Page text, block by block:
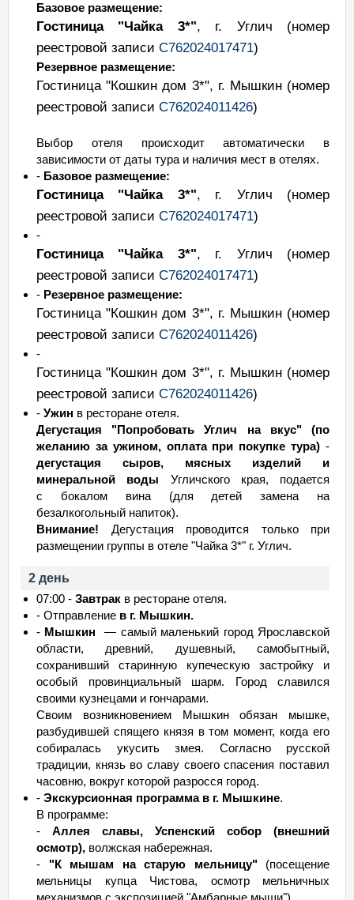
Базовое размещение:
Гостиница "Чайка 3*", г. Углич (номер
реестровой записи С762024017471)
Резервное размещение:
Гостиница "Кошкин дом 3*", г. Мышкин (номер
реестровой записи С762024011426)
Выбор отеля происходит автоматически в
зависимости от даты тура и наличия мест в отелях.
- Базовое размещение:
Гостиница "Чайка 3*", г. Углич (номер
реестровой записи С762024017471)
-
Гостиница "Чайка 3*", г. Углич (номер
реестровой записи С762024017471)
- Резервное размещение:
Гостиница "Кошкин дом 3*", г. Мышкин (номер
реестровой записи С762024011426)
-
Гостиница "Кошкин дом 3*", г. Мышкин (номер
реестровой записи С762024011426)
- Ужин в ресторане отеля.
Дегустация "Попробовать Углич на вкус" (по
желанию за ужином, оплата при покупке тура) -
дегустация сыров, мясных изделий и
минеральной воды Угличского края, подается
с бокалом вина (для детей замена на
безалкогольный напиток).
Внимание! Дегустация проводится только при
размещении группы в отеле "Чайка 3*" г. Углич.
2 день
07:00 - Завтрак в ресторане отеля.
- Отправление в г. Мышкин.
- Мышкин
— самый маленький город Ярославской
области, древний, душевный, самобытный,
сохранивший старинную купеческую застройку и
особый провинциальный шарм. Город славился
своими кузнецами и гончарами.
Своим возникновением Мышкин обязан мышке,
разбудившей спящего князя в том момент, когда его
собиралась укусить змея. Согласно русской
традиции, князь во славу своего спасения поставил
часовню, вокруг которой разросся город.
- Экскурсионная программа в г. Мышкине.
В программе:
- Аллея славы, Успенский собор (внешний
осмотр), волжская набережная.
- "К мышам на старую мельницу"(посещение
мельницы купца Чистова, осмотр мельничных
механизмов с экспозицией "Амбарные мыши").